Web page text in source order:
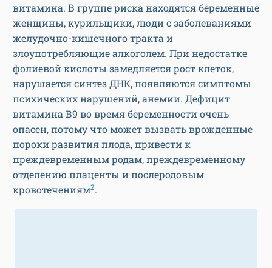
витамина. В группе риска находятся беременные
женщины, курильщики, люди с заболеваниями
желудочно-кишечного тракта и
злоупотребляющие алкоголем. При недостатке
фолиевой кислоты замедляется рост клеток,
нарушается синтез ДНК, появляются симптомы
психических нарушений, анемии. Дефицит
витамина В9 во время беременности очень
опасен, потому что может вызвать врожденные
пороки развития плода, привести к
преждевременным родам, преждевременному
отделению плаценты и послеродовым
кровотечениям2.